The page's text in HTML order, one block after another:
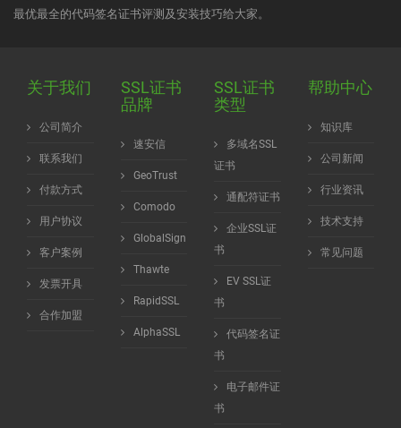
最优最全的代码签名证书评测及安装技巧给大家。
关于我们
公司简介
联系我们
付款方式
用户协议
客户案例
发票开具
合作加盟
SSL证书
品牌
速安信
GeoTrust
Comodo
GlobalSign
Thawte
RapidSSL
AlphaSSL
SSL证书
类型
多域名SSL
证书
通配符证书
企业SSL证
书
EV SSL证
书
代码签名证
书
电子邮件证
书
帮助中心
知识库
公司新闻
行业资讯
技术支持
常见问题